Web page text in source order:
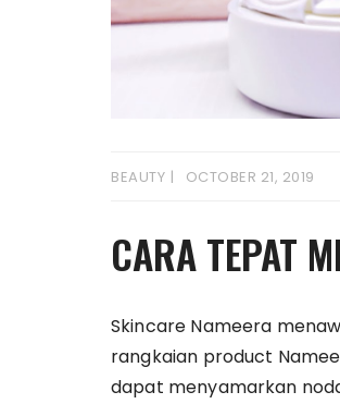
BEAUTY OCTOBER 21, 2019
CARA TEPAT
Skincare Nameera
rangkaian product
dapat menyamarkan